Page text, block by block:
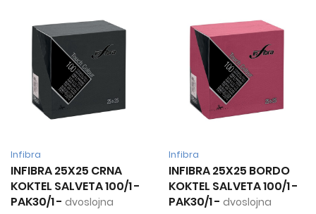
1 -
INFIBRA 25X25 SIVA
KOKTEL SALVETA 100/1 -
PAK30/1-
INFIBRA 25X25
KAPUĆINO
SALVETA 100/1 -